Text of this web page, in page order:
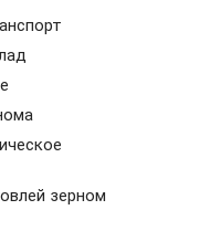
зерном